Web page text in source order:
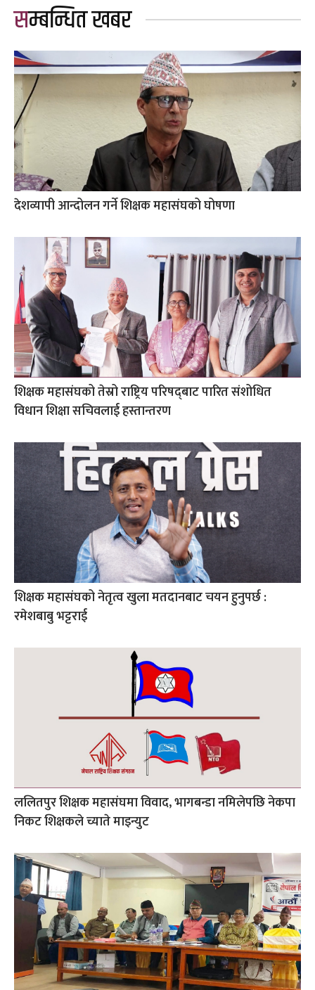
सम्बन्धित खबर
देशव्यापी आन्दोलन गर्ने शिक्षक महासंघको घोषणा
शिक्षक महासंघको तेस्रो राष्ट्रिय परिषद्‌बाट पारित संशोधित
विधान शिक्षा सचिवलाई हस्तान्तरण
शिक्षक महासंघको नेतृत्व खुला मतदानबाट चयन हुनुपर्छ :
रमेशबाबु भट्टराई
ललितपुर शिक्षक महासंघमा विवाद, भागबन्डा नमिलेपछि नेकपा
निकट शिक्षकले च्याते माइन्युट